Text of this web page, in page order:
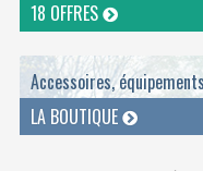
18 OFFRES
Accessoires,
LA BOUTIQUE